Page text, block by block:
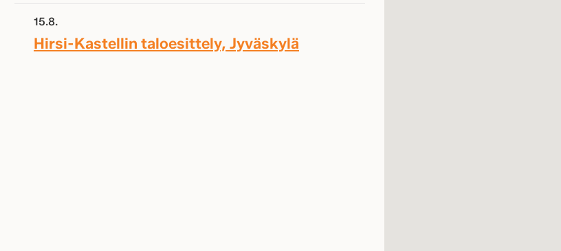
15.8.
Hirsi-Kastellin taloesittely, Jyväskylä